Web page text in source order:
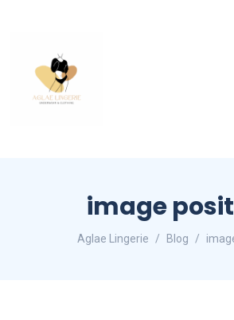
image
Aglae Lingerie Blog